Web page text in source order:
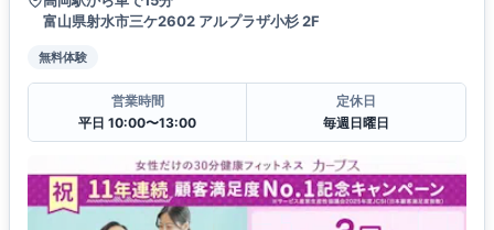
富山県射水市三ケ2602 アルプラザ小杉 2F
無料体験
営業時間
平日 10:00〜13:00
定休日
毎週日曜日